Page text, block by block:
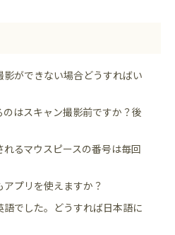
ができない場合どうすればい
はスキャン撮影前ですか？後
るマウスピースの番号は毎回
プリを使えますか？
でした。どうすれば日本語に